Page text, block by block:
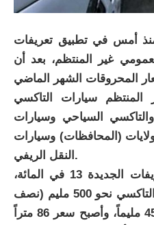
أمس في تطبيق تعريفات
غير المنتظم، بعد أن
سيارات التاكسي
السياحي وسيارات
(المحافظات) وسيارات
النقل الريفي.
ويبلغ معدل الزيادة في التعريفات الجديدة 13 في المائة،
لتصبح تعريفة بداية استعمال التاكسي نحو 500 مليم (نصف
دينار تونسي) بعد أن كانت 450 مليماً، وأصبح سعر 86 متراً